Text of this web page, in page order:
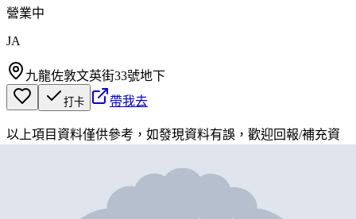
營業中
JA
九龍佐敦文英街33號地下
打卡 帶我去
以上項目資料僅供參考，如發現資料有誤，歡迎回報/補充資